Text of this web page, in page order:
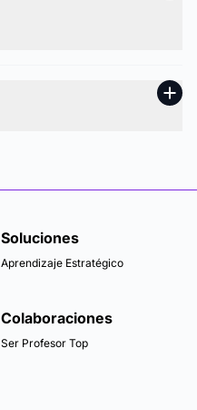
Soluciones
Aprendizaje Estratégico
Colaboraciones
Ser Profesor Top